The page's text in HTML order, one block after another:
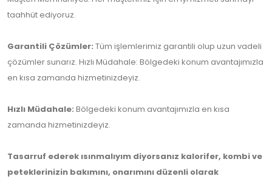
taahhüt ediyoruz.
Garantili Çözümler: Tüm işlemlerimiz garantili olup uzun vadeli
çözümler sunarız. Hızlı Müdahale: Bölgedeki konum avantajımızla
en kısa zamanda hizmetinizdeyiz.
Hızlı Müdahale: Bölgedeki konum avantajımızla en kısa
zamanda hizmetinizdeyiz.
Tasarruf ederek ısınmalıyım diyorsanız kalorifer, kombi ve
peteklerinizin bakımını, onarımını düzenli olarak